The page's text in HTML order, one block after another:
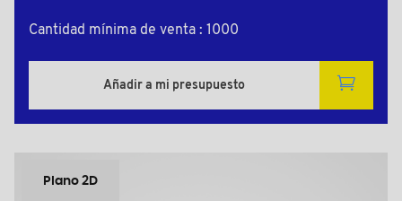
Cantidad mínima de venta : 1000
Añadir a mi presupuesto
Plano 2D